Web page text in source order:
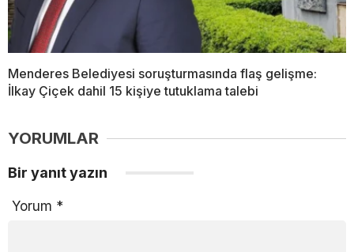
Menderes Belediyesi soruşturmasında flaş gelişme:
İlkay Çiçek dahil 15 kişiye tutuklama talebi
YORUMLAR
Bir yanıt yazın
Yorum *